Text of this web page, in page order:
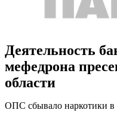
Деятельность
мефедрона
области
ОПС сбывало наркотики в